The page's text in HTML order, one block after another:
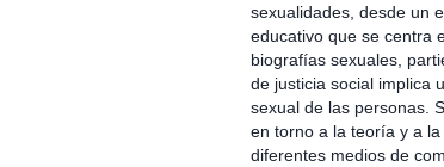
sexualidades, desde un
educativo que se centra
biografías sexuales,
de justicia social implica
sexual de las personas.
en torno a la teoría y a
diferentes medios de